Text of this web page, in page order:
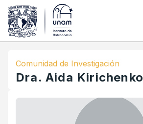
Comunidad de Investigación
Dra. Aida Kirichenko